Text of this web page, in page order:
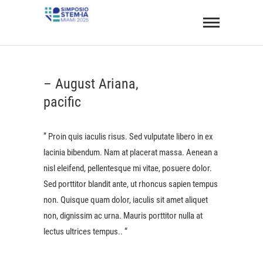
STEM BIU 2025
– August Ariana,
pacific
” Proin quis iaculis risus. Sed vulputate libero in ex
lacinia bibendum. Nam at placerat massa. Aenean a
nisl eleifend, pellentesque mi vitae, posuere dolor.
Sed porttitor blandit ante, ut rhoncus sapien tempus
non. Quisque quam dolor, iaculis sit amet aliquet
non, dignissim ac urna. Mauris porttitor nulla at
lectus ultrices tempus.. “